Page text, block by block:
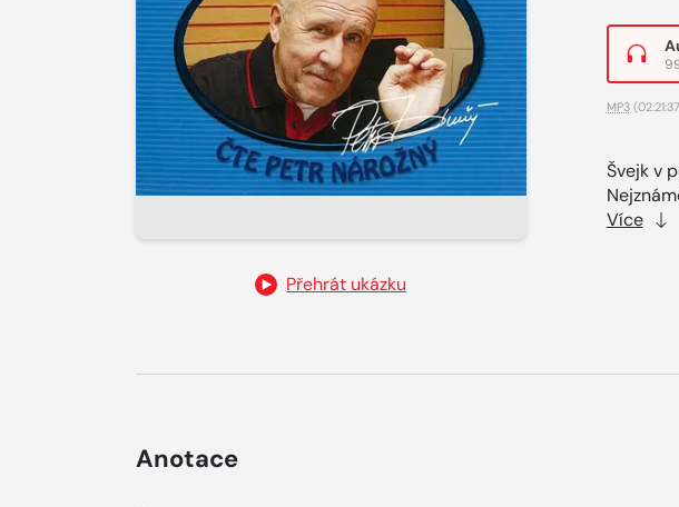
Přehrát ukázku
MP3
Švejk v
Více
Anotace